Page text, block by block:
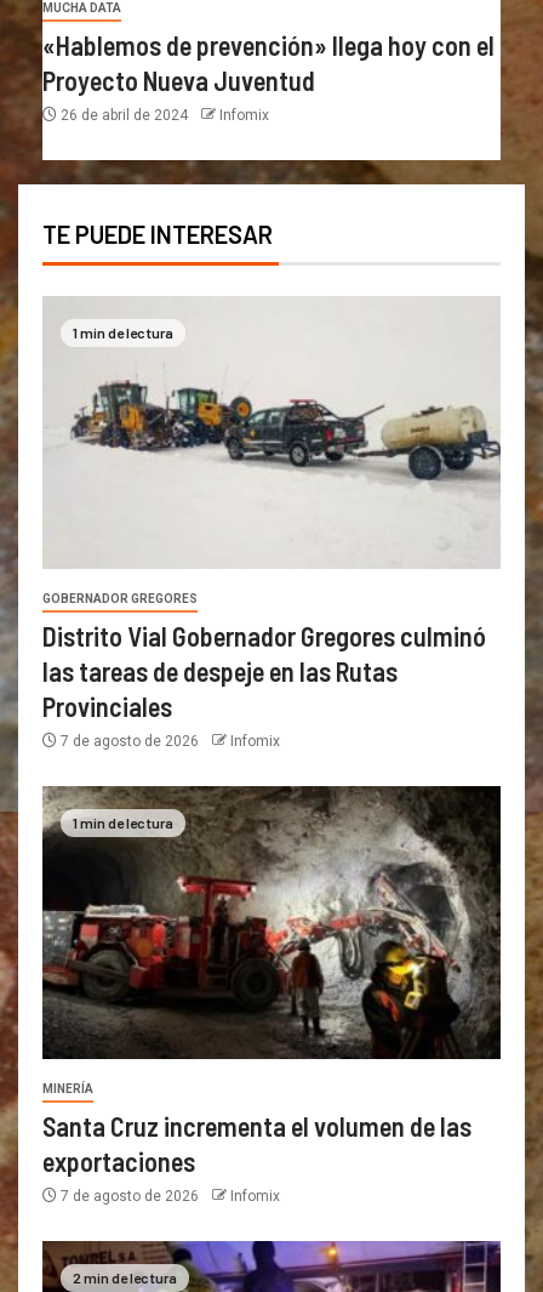
MUCHA DATA
«Hablemos de prevención» llega hoy con el
Proyecto Nueva Juventud
26 de abril de 2024 Infomix
TE PUEDE INTERESAR
1 min de lectura
GOBERNADOR GREGORES
Distrito Vial Gobernador Gregores culminó
las tareas de despeje en las Rutas
Provinciales
7 de agosto de 2026 Infomix
1 min de lectura
MINERÍA
Santa Cruz incrementa el volumen de las
exportaciones
7 de agosto de 2026 Infomix
2 min de lectura